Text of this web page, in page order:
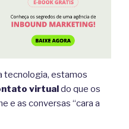
tecnologia, estamos
virtualdo que os
e as conversas “cara a